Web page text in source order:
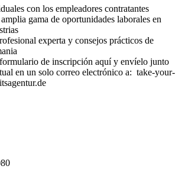
con los empleadores contratantes
gama de oportunidades laborales en
experta y consejos prácticos de
de inscripción aquí y envíelo junto
en un solo correo electrónico a: take-your-